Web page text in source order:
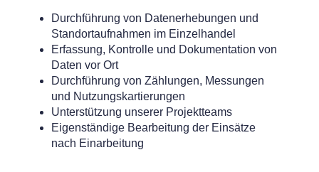
Durchführung von Datenerhebungen und
Standortaufnahmen im Einzelhandel
Erfassung, Kontrolle und Dokumentation von
Daten vor Ort
Durchführung von Zählungen, Messungen
und Nutzungskartierungen
Unterstützung unserer Projektteams
Eigenständige Bearbeitung der Einsätze
nach Einarbeitung